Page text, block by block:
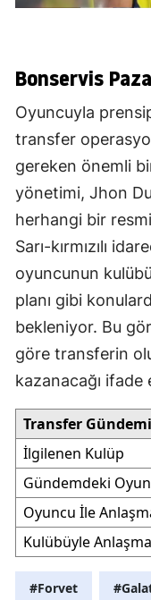
Bonservis
Oyuncuyla
transfer
gereken önemli
yönetimi, Jhon
herhangi bir
Sarı-kırmızılı
oyuncunun
planı gibi
bekleniyor. Bu
göre transferin
kazanacağı ifade
Transfer
İlgilenen Kulüp
Gündemdeki
Oyuncu İle
Kulübüyle Anlaşma
#Forvet